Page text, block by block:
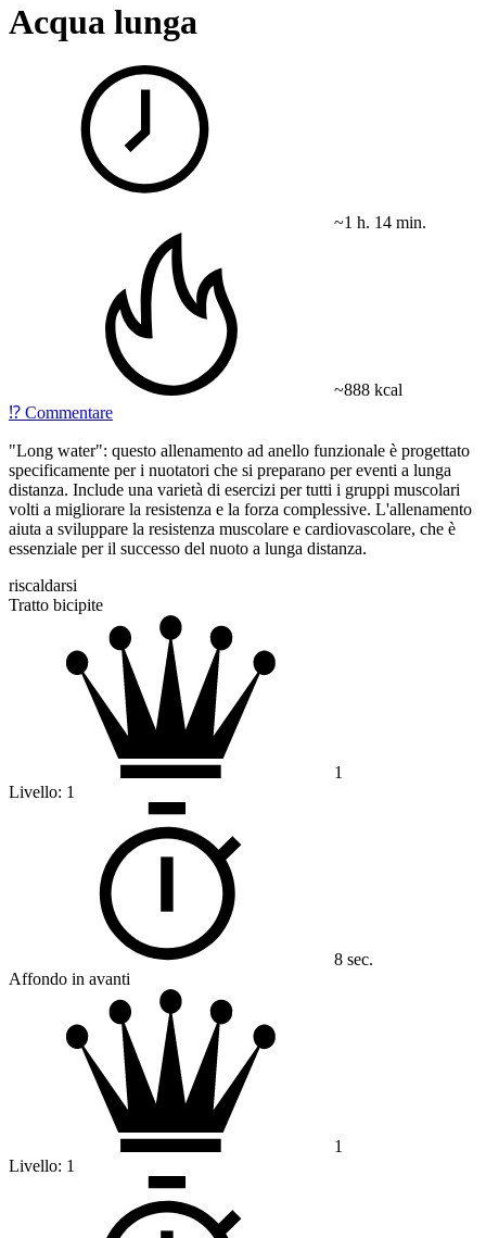
Acqua lunga
~1 h. 14 min.
~888 kcal
⁉️ Commentare
"Long water": questo allenamento ad anello funzionale è progettato
specificamente per i nuotatori che si preparano per eventi a lunga
distanza. Include una varietà di esercizi per tutti i gruppi muscolari
volti a migliorare la resistenza e la forza complessive. L'allenamento
aiuta a sviluppare la resistenza muscolare e cardiovascolare, che è
essenziale per il successo del nuoto a lunga distanza.
riscaldarsi
Tratto bicipite
1
Livello: 1
8 sec.
Affondo in avanti
1
Livello: 1